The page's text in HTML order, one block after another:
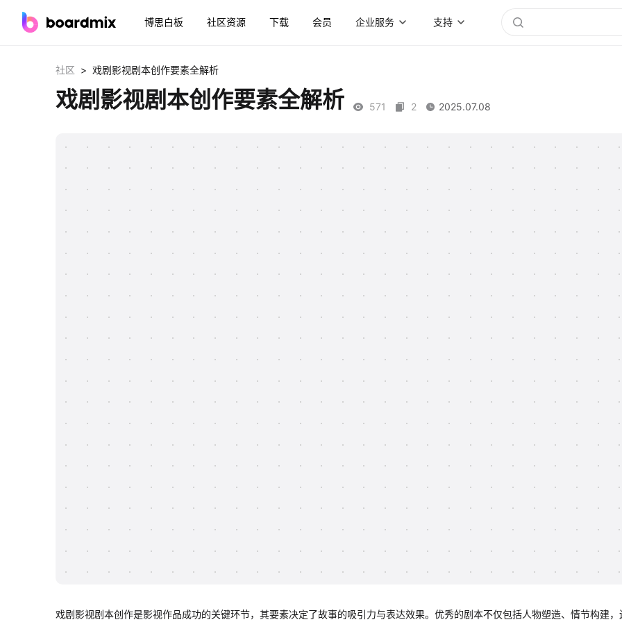
博思白板 社区资源 下载 会员 企业服务 支持
社区 > 戏剧影视剧本创作要素全解析
戏剧影视剧本创作要素全解析 571 2 2025.07.08
戏剧影视剧本创作是影视作品成功的关键环节，其要素决定了故事的吸引力与表达效果。优秀的剧本不仅包括人物塑造、情节构建，